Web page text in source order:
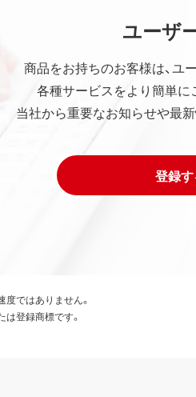
ユーザ
商品をお持ちのお客様は、ユ
各種サービスをより簡単に
当社から重要なお知らせや最
登録
ではありません。
登録商標です。